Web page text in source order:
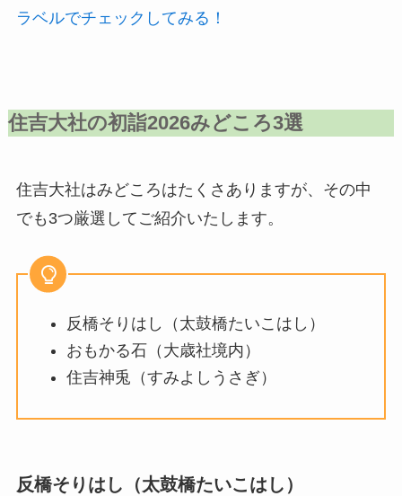
ラベルでチェックしてみる！
住吉大社の初詣2026みどころ3選
住吉大社はみどころはたくさありますが、その中
でも3つ厳選してご紹介いたします。
反橋そりはし（太鼓橋たいこはし）
おもかる石（大歳社境内）
住吉神兎（すみよしうさぎ）
反橋そりはし（太鼓橋たいこはし）